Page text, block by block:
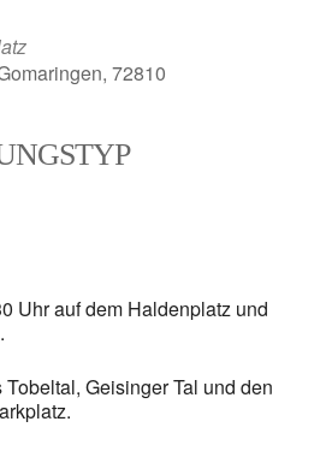
72810
Uhr auf dem Haldenplatz und
Geisinger Tal und den